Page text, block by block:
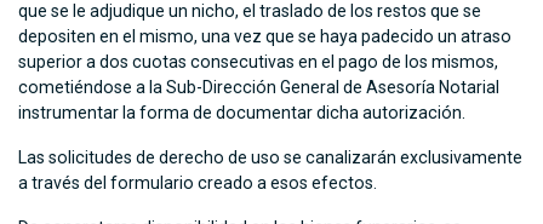
que se le adjudique un nicho, el traslado de los restos que se
depositen en el mismo, una vez que se haya padecido un atraso
superior a dos cuotas consecutivas en el pago de los mismos,
cometiéndose a la Sub-Dirección General de Asesoría Notarial
instrumentar la forma de documentar dicha autorización.
Las solicitudes de derecho de uso se canalizarán exclusivamente
a través del formulario creado a esos efectos.